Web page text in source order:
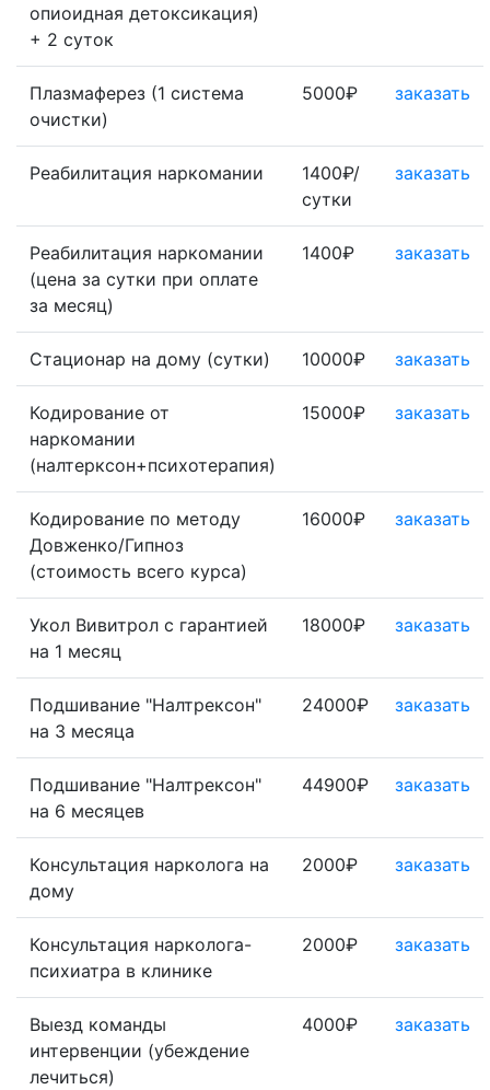
опиоидная детоксикация)
+ 2 суток
Плазмаферез (1 система
очистки)
5000₽ заказать
Реабилитация наркомании
1400₽/
сутки
заказать
Реабилитация наркомании
(цена за сутки при оплате
за месяц)
1400₽ заказать
Стационар на дому (сутки) 10000₽ заказать
Кодирование от
наркомании
(налтерксон+психотерапия)
15000₽ заказать
Кодирование по методу
Довженко/Гипноз
(стоимость всего курса)
16000₽ заказать
Укол Вивитрол с гарантией
на 1 месяц
18000₽ заказать
Подшивание "Налтрексон"
на 3 месяца
24000₽ заказать
Подшивание "Налтрексон"
на 6 месяцев
44900₽ заказать
Консультация нарколога на
дому
2000₽ заказать
Консультация нарколога-
психиатра в клинике
2000₽ заказать
Выезд команды
интервенции (убеждение
лечиться)
4000₽ заказать